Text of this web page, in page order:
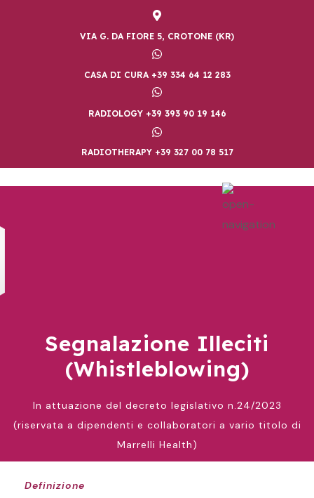
VIA G. DA FIORE 5, CROTONE (KR)
CASA DI CURA +39 334 64 12 283
RADIOLOGY +39 393 90 19 146
RADIOTHERAPY +39 327 00 78 517
Segnalazione Illeciti
(Whistleblowing)
In attuazione del decreto legislativo n.24/2023
(riservata a dipendenti e collaboratori a vario titolo di
Marrelli Health)
Definizione